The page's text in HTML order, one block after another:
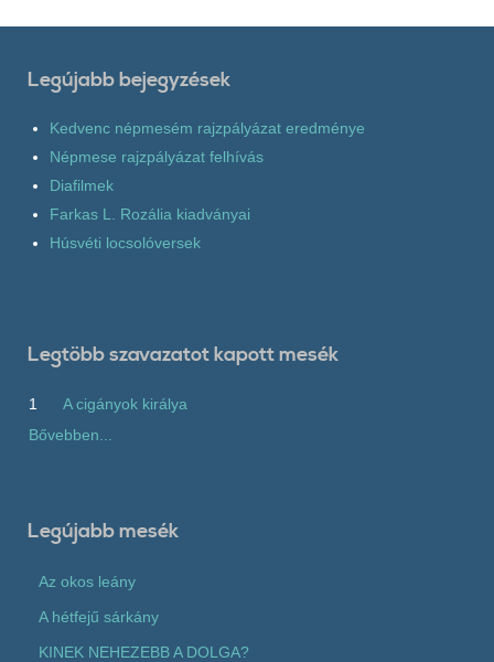
Legújabb bejegyzések
Kedvenc népmesém rajzpályázat eredménye
Népmese rajzpályázat felhívás
Diafilmek
Farkas L. Rozália kiadványai
Húsvéti locsolóversek
Legtöbb szavazatot kapott mesék
1
A cigányok királya
Bővebben...
Legújabb mesék
Az okos leány
A hétfejű sárkány
KINEK NEHEZEBB A DOLGA?